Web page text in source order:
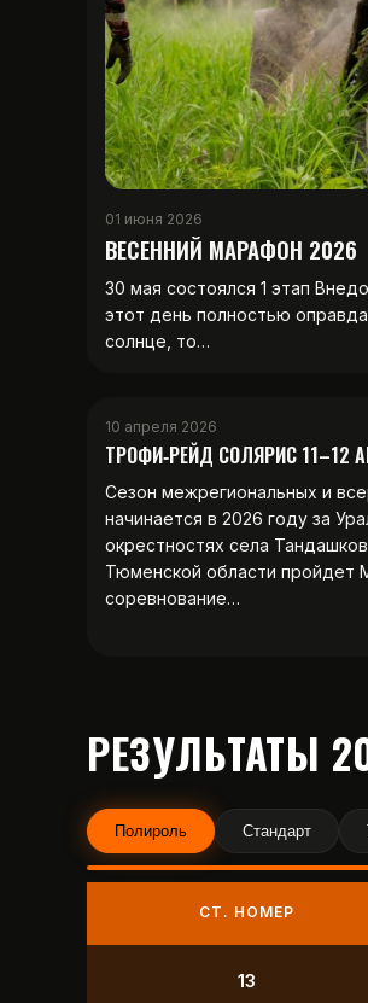
01 июня 2026
ВЕСЕННИЙ МАРАФОН 2026
30 мая состоялся 1 этап
этот день полностью
солнце, то…
10 апреля 2026
ТРОФИ‑РЕЙД СОЛЯРИС 11–12
Сезон межрегиональных и
начинается в 2026 году за
окрестностях села
Тюменской области пройдет
соревнование…
РЕЗУЛЬТАТЫ
Полироль Стандарт
СТ. НОМЕР
9